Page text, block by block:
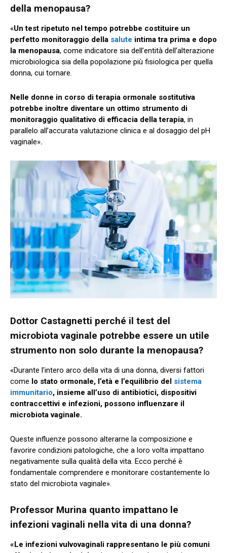
della menopausa?
«Un test ripetuto nel tempo potrebbe costituire un
perfetto monitoraggio della salute intima tra prima e dopo
la menopausa, come indicatore sia dell’entità dell’alterazione
microbiologica sia della popolazione più fisiologica per quella
donna, cui tornare.
Nelle donne in corso di terapia ormonale sostitutiva
potrebbe inoltre diventare un ottimo strumento di
monitoraggio qualitativo di efficacia della terapia, in
parallelo all’accurata valutazione clinica e al dosaggio del pH
vaginale».
Dottor Castagnetti perché il test del
microbiota vaginale potrebbe essere un utile
strumento non solo durante la menopausa?
«Durante l’intero arco della vita di una donna, diversi fattori
come lo stato ormonale, l’età e l’equilibrio del sistema
immunitario, insieme all’uso di antibiotici, dispositivi
contraccettivi e infezioni, possono influenzare il
microbiota vaginale.
Queste influenze possono alterarne la composizione e
favorire condizioni patologiche, che a loro volta impattano
negativamente sulla qualità della vita. Ecco perché è
fondamentale comprendere e monitorare costantemente lo
stato del microbiota vaginale».
Professor Murina quanto impattano le
infezioni vaginali nella vita di una donna?
«Le infezioni vulvovaginali rappresentano le più comuni